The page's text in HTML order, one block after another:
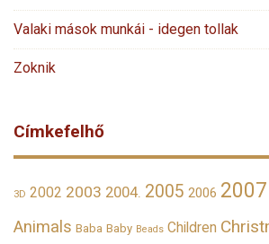
Valaki mások munkái - idegen tollak
Zoknik
Címkefelhő
3D 2002 2003 2004. 2005 2006 2007
Animals Baba Baby Beads Children